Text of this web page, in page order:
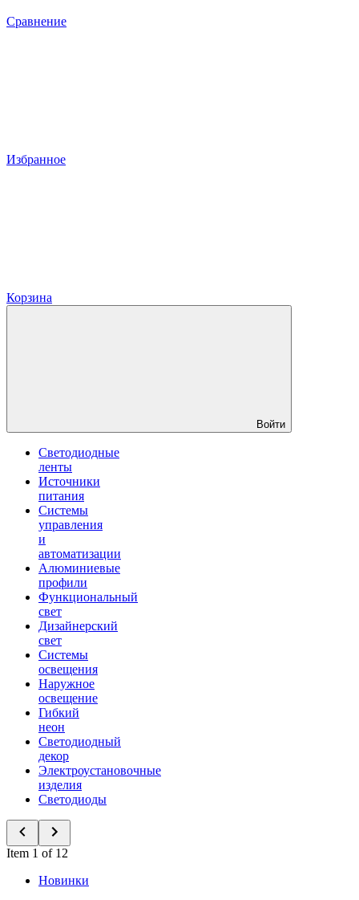
Сравнение
Избранное
Корзина
Войти
Светодиодные
ленты
Источники
питания
Системы
управления
и
автоматизации
Алюминиевые
профили
Функциональный
свет
Дизайнерский
свет
Системы
освещения
Наружное
освещение
Гибкий
неон
Светодиодный
декор
Электроустановочные
изделия
Светодиоды
Item 1 of 12
Новинки